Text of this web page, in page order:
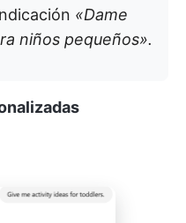
«Dame
niños pequeños».